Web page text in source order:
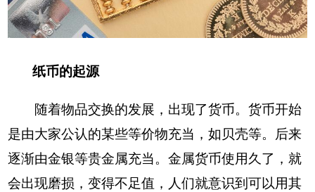
纸币的起源
随着物品交换的发展，出现了货币。货币开始
是由大家公认的某些等价物充当，如贝壳等。后来
逐渐由金银等贵金属充当。金属货币使用久了，就
会出现磨损，变得不足值，人们就意识到可以用其